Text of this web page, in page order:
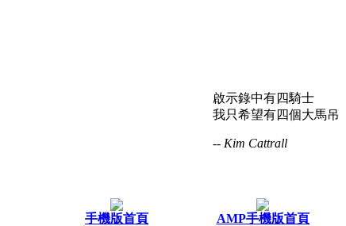
啟示錄中有四騎士
我只希望有四個大馬吊
-- Kim Cattrall
手機版首頁 AMP手機版首頁